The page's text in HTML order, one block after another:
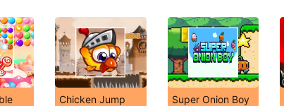
Chicken Jump Super Onion Boy